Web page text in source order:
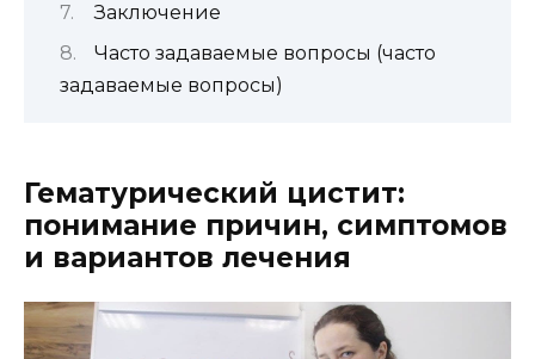
Заключение
Часто задаваемые вопросы (часто
задаваемые вопросы)
Гематурический цистит:
понимание причин, симптомов
и вариантов лечения